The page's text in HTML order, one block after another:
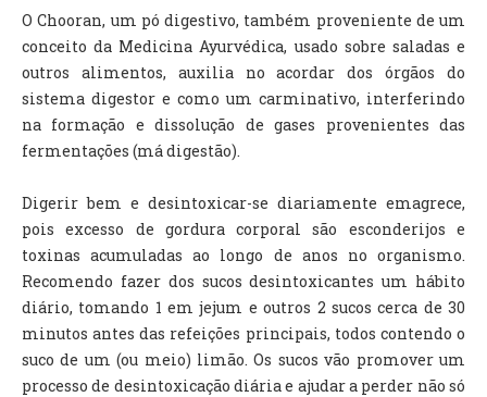
O Chooran, um pó digestivo, também proveniente de um
conceito da Medicina Ayurvédica, usado sobre saladas e
outros alimentos, auxilia no acordar dos órgãos do
sistema digestor e como um carminativo, interferindo
na formação e dissolução de gases provenientes das
fermentações (má digestão).
Digerir bem e desintoxicar-se diariamente emagrece,
pois excesso de gordura corporal são esconderijos e
toxinas acumuladas ao longo de anos no organismo.
Recomendo fazer dos sucos desintoxicantes um hábito
diário, tomando 1 em jejum e outros 2 sucos cerca de 30
minutos antes das refeições principais, todos contendo o
suco de um (ou meio) limão. Os sucos vão promover um
processo de desintoxicação diária e ajudar a perder não só